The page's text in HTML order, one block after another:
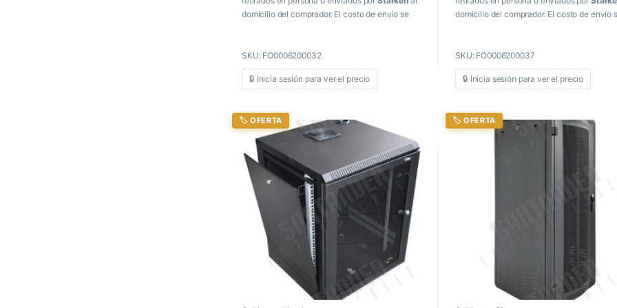
domicilio del comprador. El costo de envío se
SKU: FO0006200032
🔒 Inicia sesión para ver el precio
domicilio del comprador. El costo de envío
SKU: FO0006200037
🔒 Inicia sesión para ver el precio
🏷️ OFERTA 🏷️ OFERTA